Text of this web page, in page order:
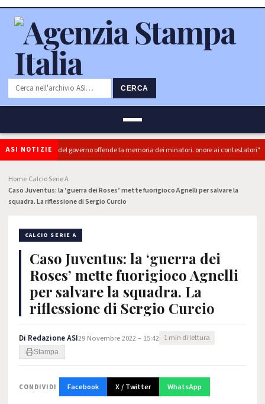
CERCA
ASI NOTIZIE
"L'Ipocrisia del governo offende la memoria dei minatori. onore ai contestatori"
Home Calcio Serie A
Caso Juventus: la ‘guerra dei Roses’ mette fuorigioco Agnelli per salvare la
squadra. La riflessione di Sergio Curcio
CALCIO SERIE A
Caso Juventus: la ‘guerra dei
Roses’ mette fuorigioco Agnelli
per salvare la squadra. La
riflessione di Sergio Curcio
Di Redazione ASI29 Novembre 2022 – 15:42 1 min di lettura
Stampa
CONDIVIDI Facebook X / Twitter WhatsApp